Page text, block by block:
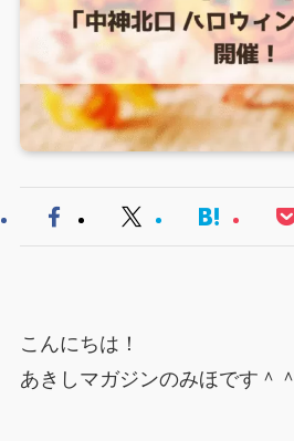
こんにちは！
あきしマガジンのみほです＾＾